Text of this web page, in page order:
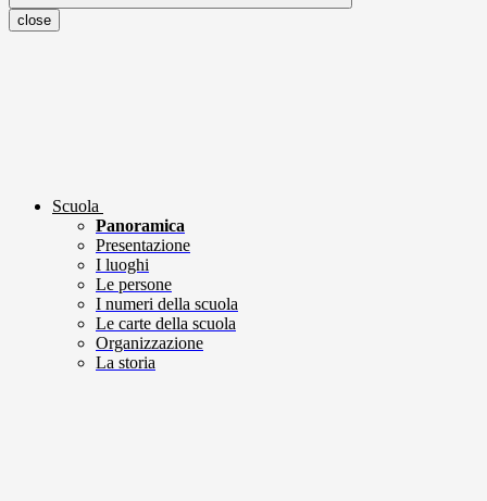
close
Scuola
Panoramica
Presentazione
I luoghi
Le persone
I numeri della scuola
Le carte della scuola
Organizzazione
La storia